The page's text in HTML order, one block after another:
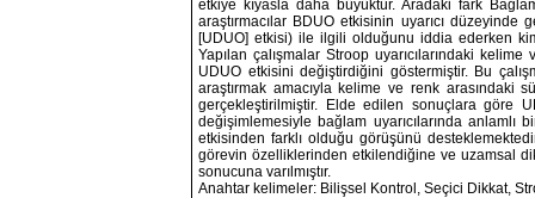
etkiye kıyasla daha büyüktür. Aradaki fark
araştırmacılar BDUO etkisinin uyarıcı düzeyinde
[UDUO] etkisi) ile ilgili olduğunu iddia ederken
Yapılan çalışmalar Stroop uyarıcılarındaki
UDUO etkisini değiştirdiğini göstermiştir. Bu
araştırmak amacıyla kelime ve renk arasındaki
gerçekleştirilmiştir. Elde edilen sonuçlara göre
değişimlemesiyle bağlam uyarıcılarında
etkisinden farklı olduğu görüşünü
görevin özelliklerinden etkilendiğine ve uzamsal
sonucuna varılmıştır.
Anahtar kelimeler: Bilişsel Kontrol, Seçici Dikkat,